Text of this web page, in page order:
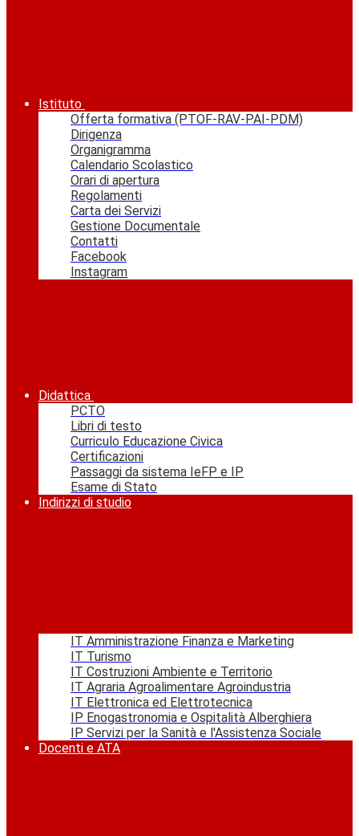
Istituto
Offerta formativa (PTOF-RAV-PAI-PDM)
Dirigenza
Organigramma
Calendario Scolastico
Orari di apertura
Regolamenti
Carta dei Servizi
Gestione Documentale
Contatti
Facebook
Instagram
Didattica
PCTO
Libri di testo
Curriculo Educazione Civica
Certificazioni
Passaggi da sistema IeFP e IP
Esame di Stato
Indirizzi di studio
IT Amministrazione Finanza e Marketing
IT Turismo
IT Costruzioni Ambiente e Territorio
IT Agraria Agroalimentare Agroindustria
IT Elettronica ed Elettrotecnica
IP Enogastronomia e Ospitalità Alberghiera
IP Servizi per la Sanità e l'Assistenza Sociale
Docenti e ATA